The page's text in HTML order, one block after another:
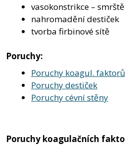
vasokonstrikce –
nahromadění destiček
tvorba firbinové sítě
Poruchy:
Poruchy koagul. faktorů
Poruchy destiček
Poruchy cévní stěny
Poruchy koagulačních